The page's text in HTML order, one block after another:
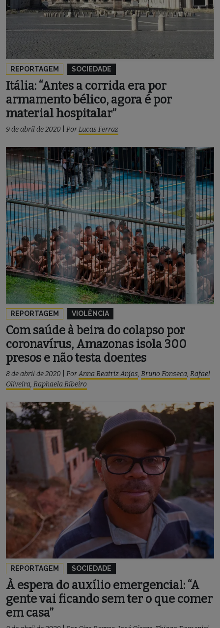
REPORTAGEM SOCIEDADE
Itália: “Antes a corrida era por
armamento bélico, agora é por
material hospitalar”
9 de abril de 2020 PorLucas Ferraz
REPORTAGEM VIOLÊNCIA
Com saúde à beira do colapso por
coronavírus, Amazonas isola 300
presos e não testa doentes
8 de abril de 2020 PorAnna Beatriz Anjos, Bruno Fonseca, Rafael
Oliveira, Raphaela Ribeiro
REPORTAGEM SOCIEDADE
À espera do auxílio emergencial: “A
gente vai ficando sem ter o que comer
em casa”